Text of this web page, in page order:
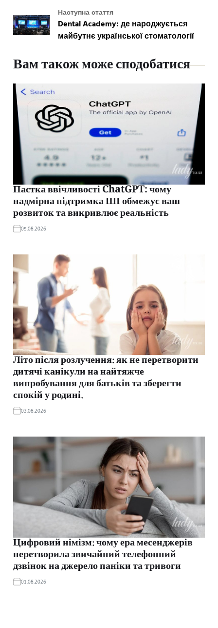
Наступна стаття
Dental Academy: де народжується
майбутнє української стоматології
Вам також може сподобатися
Пастка ввічливості ChatGPT: чому
надмірна підтримка ШІ обмежує ваш
розвиток та викривлює реальність
05.08.2026
Літо після розлучення: як не перетворити
дитячі канікули на найтяжче
випробування для батьків та зберегти
спокій у родині.
03.08.2026
Цифровий німізм: чому ера месенджерів
перетворила звичайний телефонний
дзвінок на джерело паніки та тривоги
01.08.2026